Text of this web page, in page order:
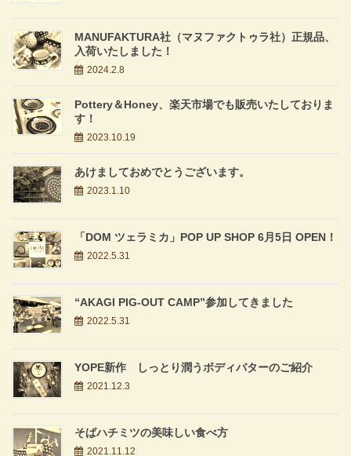
MANUFAKTURA社（マヌファクトゥラ社）正規品、
入荷いたしました！
2024.2.8
Pottery＆Honey、楽天市場でも販売いたしておりま
す！
2023.10.19
あけましておめでとうございます。
2023.1.10
「DOM ツェラミカ」POP UP SHOP 6月5日 OPEN！
2022.5.31
“AKAGI PIG-OUT CAMP”参加してきました
2022.5.31
YOPE新作 しっとり潤うボディバターのご紹介
2021.12.3
そばハチミツの美味しい食べ方
2021.11.12